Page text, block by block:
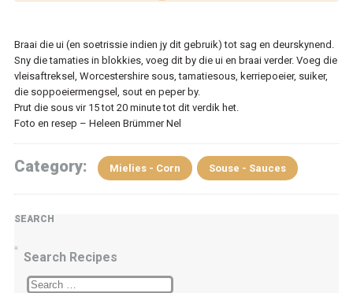
Braai die ui (en soetrissie indien jy dit gebruik) tot sag en deurskynend.
Sny die tamaties in blokkies, voeg dit by die ui en braai verder. Voeg die
vleisaftreksel, Worcestershire sous, tamatiesous, kerriepoeier, suiker,
die soppoeiermengsel, sout en peper by.
Prut die sous vir 15 tot 20 minute tot dit verdik het.
Foto en resep – Heleen Brümmer Nel
Category: Mielies - Corn Souse - Sauces
SEARCH
Search Recipes